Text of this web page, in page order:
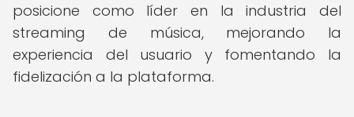
posicione como líder en la industria del
streaming de música, mejorando la
experiencia del usuario y fomentando la
fidelización a la plataforma.